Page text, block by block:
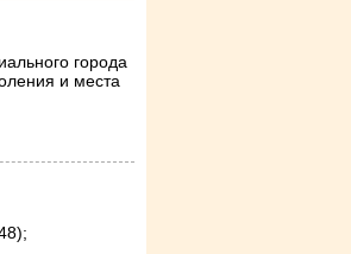
города
и места